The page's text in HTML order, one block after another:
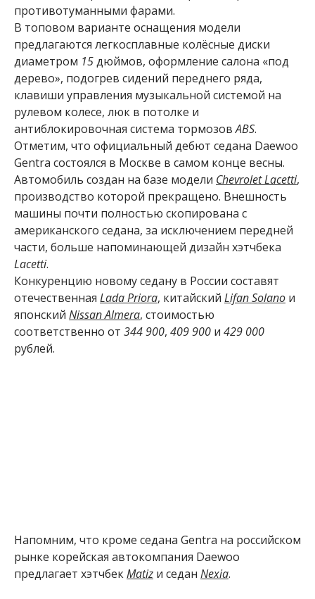
противотуманными фарами.
В топовом варианте оснащения модели
предлагаются легкосплавные колёсные диски
диаметром 15дюймов, оформление салона «под
дерево», подогрев сидений переднего ряда,
клавиши управления музыкальной системой на
рулевом колесе, люк в потолке и
антиблокировочная система тормозовABS.
Отметим, что официальный дебют седана Daewoo
Gentra состоялся в Москве в самом конце весны.
Автомобиль создан на базе модели Chevrolet Lacetti,
производство которой прекращено. Внешность
машины почти полностью скопирована с
американского седана, за исключением передней
части, больше напоминающей дизайн хэтчбека
Lacetti.
Конкуренцию новому седану в России составят
отечественная Lada Priora, китайский Lifan Solano и
японский Nissan Almera, стоимостью
соответственно от 344 900, 409 900 и 429 000
рублей.
Напомним, что кроме седана Gentra на российском
рынке корейская автокомпания Daewoo
предлагает хэтчбекMatiz и седан Nexia.